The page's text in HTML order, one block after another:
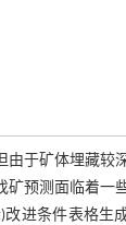
由于矿体埋藏较
矿预测面临着一
改进条件表格生